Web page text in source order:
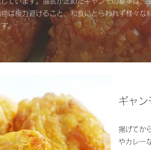
は極力避けること、和食にとらわれず様々な
。
ギャン
揚げてか
やカレー